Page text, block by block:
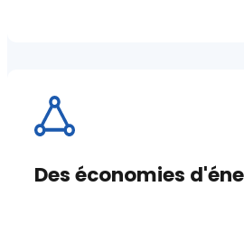
Des économies